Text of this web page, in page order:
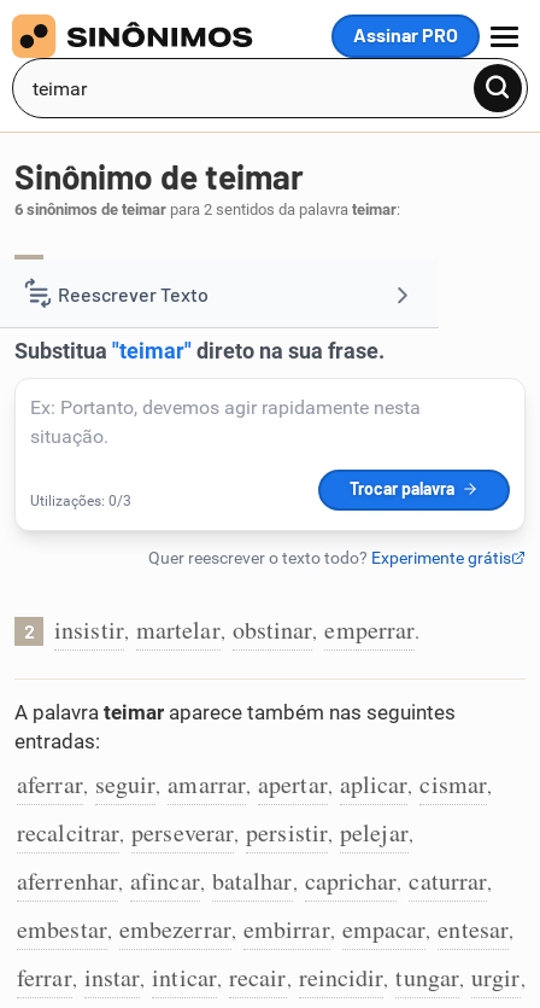
Assinar PRO
MENU
Reescrever Texto
Resumir Texto
Corrigir Texto
Detector de IA
Humanizador de IA
Cata-letras
Caça-palavras
Dicionário
Sinônimo de teimar
6 sinônimos de teimar para 2 sentidos da palavra teimar:
2 insistir, martelar, obstinar, emperrar.
A palavra teimar aparece também nas seguintes
entradas:
aferrar, seguir, amarrar, apertar, aplicar, cismar,
recalcitrar, perseverar, persistir, pelejar,
aferrenhar, afincar, batalhar, caprichar, caturrar,
embestar, embezerrar, embirrar, empacar, entesar,
ferrar, instar, inticar, recair, reincidir, tungar, urgir,